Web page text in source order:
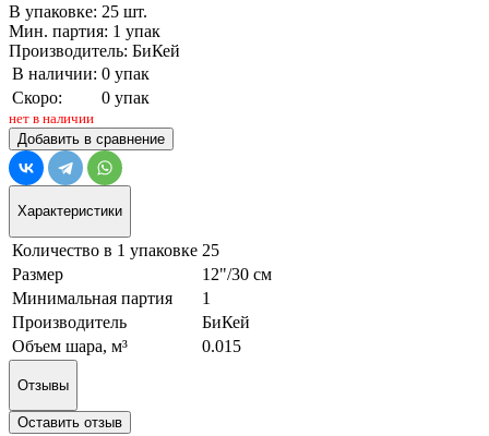
В упаковке: 25 шт.
Мин. партия: 1 упак
Производитель: БиКей
В наличии: 0 упак
Скоро:
0 упак
нет в наличии
Добавить в сравнение
Характеристики
Количество в 1 упаковке 25
Размер
12"/30 см
Минимальная партия
1
Производитель
БиКей
Объем шара, м³
0.015
Отзывы
Оставить отзыв